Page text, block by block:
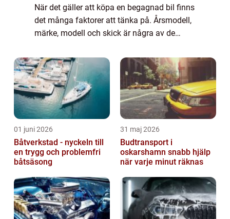
När det gäller att köpa en begagnad bil finns
det många faktorer att tänka på. Årsmodell,
märke, modell och skick är några av de
artikel kommer vi att ta en titt på ...
01 juni 2026
Båtverkstad - nyckeln till
en trygg och problemfri
båtsäsong
31 maj 2026
Budtransport i
oskarshamn snabb hjälp
när varje minut räknas